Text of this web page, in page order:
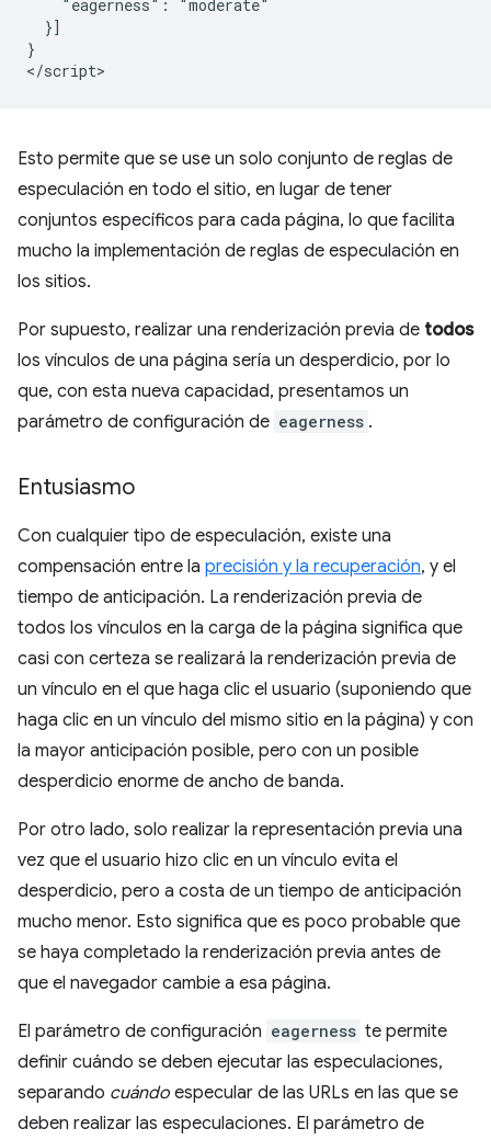
    "eagerness": "moderate"
  }]
}
Esto permite que se use un solo conjunto de reglas de
especulación en todo el sitio, en lugar de tener
conjuntos específicos para cada página, lo que facilita
mucho la implementación de reglas de especulación en
los sitios.
Por supuesto, realizar una renderización previa de todos
los vínculos de una página sería un desperdicio, por lo
que, con esta nueva capacidad, presentamos un
parámetro de configuración de eagerness .
Entusiasmo
Con cualquier tipo de especulación, existe una
compensación entre la precisión y la recuperación, y el
tiempo de anticipación. La renderización previa de
todos los vínculos en la carga de la página significa que
casi con certeza se realizará la renderización previa de
un vínculo en el que haga clic el usuario (suponiendo que
haga clic en un vínculo del mismo sitio en la página) y con
la mayor anticipación posible, pero con un posible
desperdicio enorme de ancho de banda.
Por otro lado, solo realizar la representación previa una
vez que el usuario hizo clic en un vínculo evita el
desperdicio, pero a costa de un tiempo de anticipación
mucho menor. Esto significa que es poco probable que
se haya completado la renderización previa antes de
que el navegador cambie a esa página.
El parámetro de configuración eagerness te permite
definir cuándo se deben ejecutar las especulaciones,
separando cuándo especular de las URLs en las que se
deben realizar las especulaciones. El parámetro de